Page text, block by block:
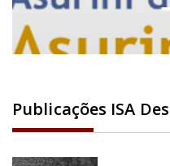
Publicações ISA